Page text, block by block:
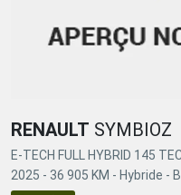
RENAULT SYMBIOZ
E-TECH FULL HYBRID 145
2025 - 36 905 KM - Hybride -